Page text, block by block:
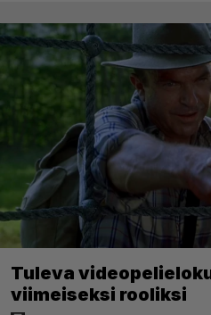
Tuleva
viimeiseksi rooliksi